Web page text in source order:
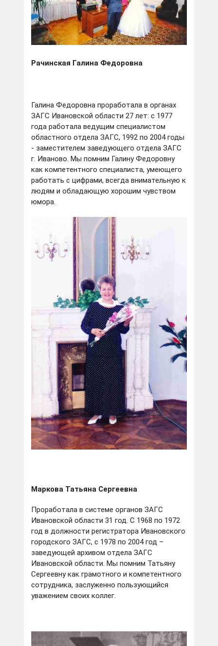
Рачинская Галина Федоровна
Галина Федоровна проработала в органах
ЗАГС Ивановской области 27 лет: с 1977
года работала ведущим специалистом
областного отдела ЗАГС, 1992 по 2004 годы
- заместителем заведующего отдела ЗАГС
г. Иваново. Мы помним Галину Федоровну
как компетентного специалиста, умеющего
работать с цифрами, всегда внимательную к
людям и обладающую хорошим чувством
юмора.
Маркова Татьяна Сергеевна
Проработала в системе органов ЗАГС
Ивановской области 31 год. С 1968 по 1972
год в должности регистратора Ивановского
городского ЗАГС, с 1978 по 2004 год –
заведующей архивом отдела ЗАГС
Ивановской области. Мы помним Татьяну
Сергеевну как грамотного и компетентного
сотрудника, заслуженно пользующийся
уважением своих коллег.